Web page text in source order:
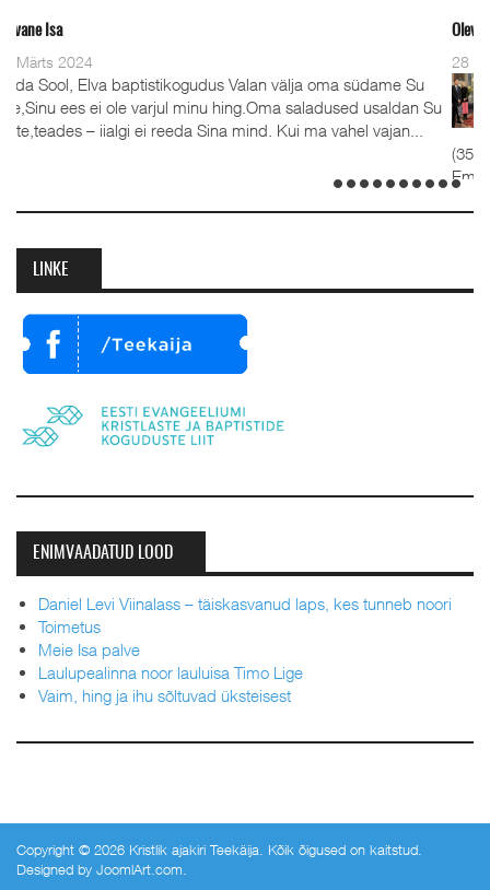
Valan välja oma südame Su
hing.Oma saladused usaldan Su
Sina mind. Kui ma vahel vajan...
Oleviste kahe pastori ordineerimine
Detsember 2023
advendipühapäeval
koguduses pastoriteks
(35), kelle kõrval seisavad
Emilia. Ordineerimine toimus
LINKE
ENIMVAADATUD LOOD
Daniel Levi Viinalass – täiskasvanud laps, kes tunneb noori
Toimetus
Meie Isa palve
Laulupealinna noor lauluisa Timo Lige
Vaim, hing ja ihu sõltuvad üksteisest
Copyright © 2026 Kristlik ajakiri Teekäija. Kõik õigused on kaitstud.
Designed by JoomlArt.com